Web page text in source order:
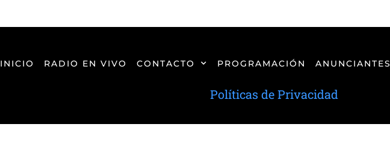
INICIO RADIO EN VIVO CONTACTO PROGRAMACIÓN ANUNCIANTES
Políticas de Privacidad